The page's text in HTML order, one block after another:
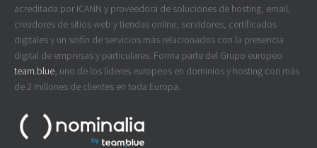
acreditada por ICANN y proveedora de soluciones de hosting, email,
creadores de sitios web y tiendas online, servidores, certificados
digitales y un sinfín de servicios más relacionados con la presencia
digital de empresas y particulares. Forma parte del Grupo europeo
team.blue, uno de los líderes europeos en dominios y hosting con más
de 2 millones de clientes en toda Europa.